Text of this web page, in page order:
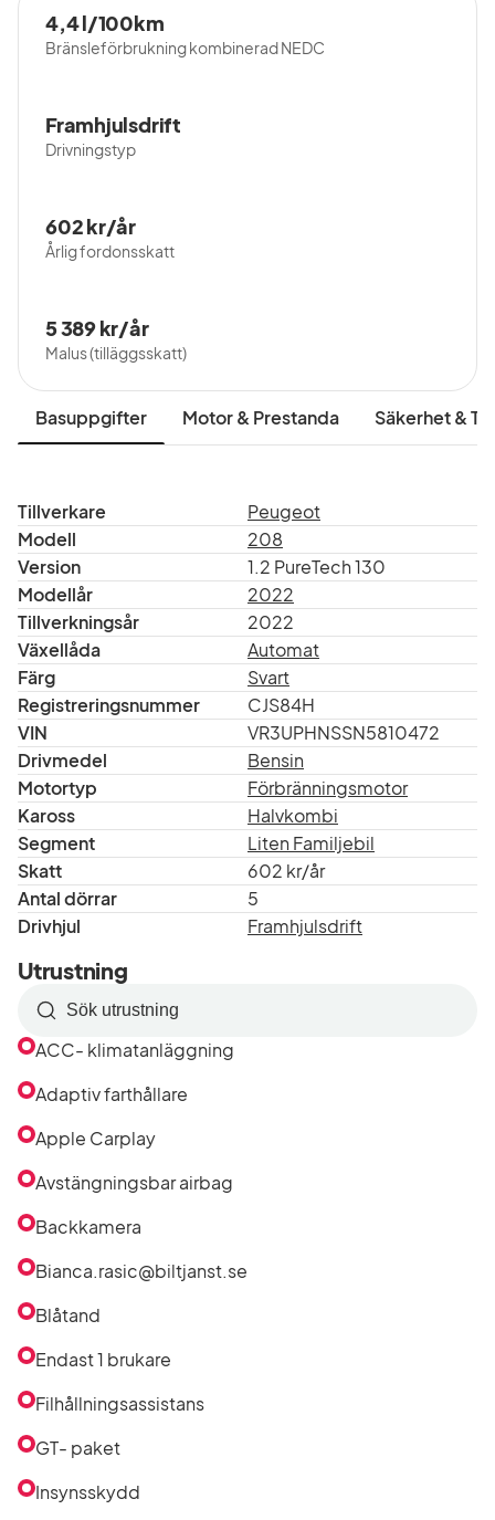
eller visning på 0510-426035/
bianca.rasic@biltjanst.se
Bränsleförbrukning kombinerad NEDC
4,4 l/100km
Drivningstyp
Framhjulsdrift
Årlig fordonsskatt
602 kr/år
Malus (tilläggsskatt)
5 389 kr/år
Basuppgifter Motor & Prestanda Säkerhet &
Tillverkare
Peugeot
Modell
208
Version
1.2 PureTech 130
Modellår
2022
Tillverkningsår
2022
Växellåda
Automat
Färg
Svart
Registreringsnummer
CJS84H
VIN
VR3UPHNSSN5810472
Drivmedel
Bensin
Motortyp
Förbränningsmotor
Kaross
Halvkombi
Segment
Liten Familjebil
Skatt
602 kr/år
Antal dörrar
5
Drivhjul
Framhjulsdrift
Utrustning
Sök
efter
i
ACC- klimatanläggning
Adaptiv farthållare
Apple Carplay
Avstängningsbar airbag
Backkamera
Bianca.rasic@biltjanst.se
Blåtand
Endast 1 brukare
Filhållningsassistans
GT- paket
Insynsskydd